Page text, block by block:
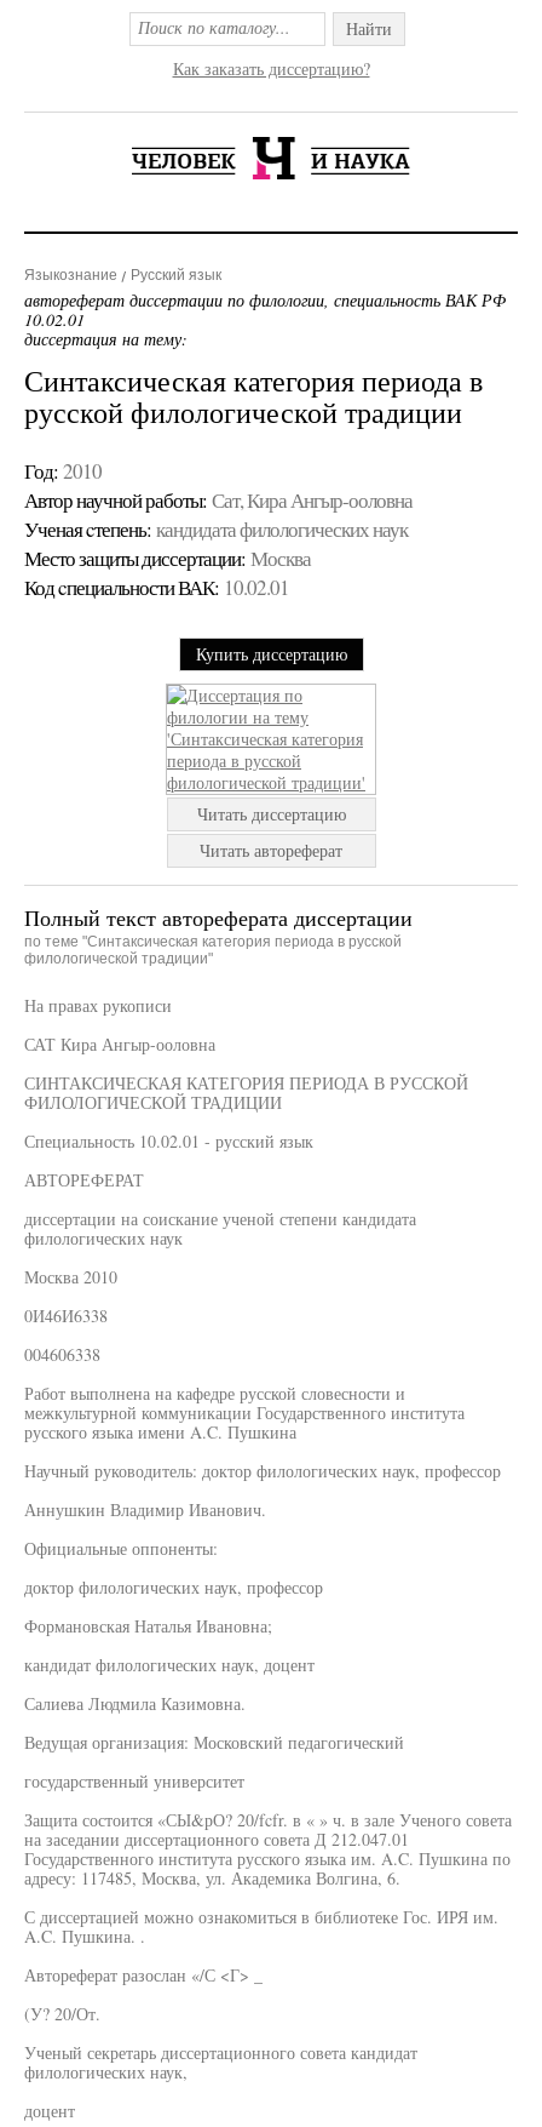
Найти
Как заказать диссертацию?
Языкознание Русский язык
автореферат диссертации по филологии, специальность ВАК РФ
10.02.01
диссертация на тему:
Синтаксическая категория периода в
русской филологической традиции
Год: 2010
Автор научной работы: Сат, Кира Ангыр-ооловна
Ученая cтепень: кандидата филологических наук
Место защиты диссертации: Москва
Код cпециальности ВАК: 10.02.01
Купить диссертацию
Читать диссертацию
Читать автореферат
Полный текст автореферата диссертации
по теме "Синтаксическая категория периода в русской
филологической традиции"
На правах рукописи
САТ Кира Ангыр-ооловна
СИНТАКСИЧЕСКАЯ КАТЕГОРИЯ ПЕРИОДА В РУССКОЙ
ФИЛОЛОГИЧЕСКОЙ ТРАДИЦИИ
Специальность 10.02.01 - русский язык
АВТОРЕФЕРАТ
диссертации на соискание ученой степени кандидата
филологических наук
Москва 2010
0И46И6338
004606338
Работ выполнена на кафедре русской словесности и
межкультурной коммуникации Государственного института
русского языка имени A.C. Пушкина
Научный руководитель: доктор филологических наук, профессор
Аннушкин Владимир Иванович.
Официальные оппоненты:
доктор филологических наук, профессор
Формановская Наталья Ивановна;
кандидат филологических наук, доцент
Салиева Людмила Казимовна.
Ведущая организация: Московский педагогический
государственный университет
Защита состоится «СЫ&рО? 20/fcfr. в « » ч. в зале Ученого совета
на заседании диссертационного совета Д 212.047.01
Государственного института русского языка им. A.C. Пушкина по
адресу: 117485, Москва, ул. Академика Волгина, 6.
С диссертацией можно ознакомиться в библиотеке Гос. ИРЯ им.
A.C. Пушкина. .
Автореферат разослан «/С <Г> _
(У? 20/От.
Ученый секретарь диссертационного совета кандидат
филологических наук,
доцент